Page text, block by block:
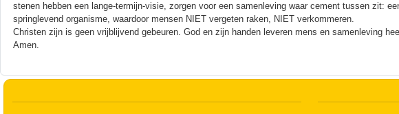
stenen hebben een lange-termijn-visie, zorgen voor een samenleving waar cement tussen zit:
springlevend organisme, waardoor mensen NIET vergeten raken, NIET verkommeren.
Christen zijn is geen vrijblijvend gebeuren. God en zijn handen leveren mens en samenleving
Amen.